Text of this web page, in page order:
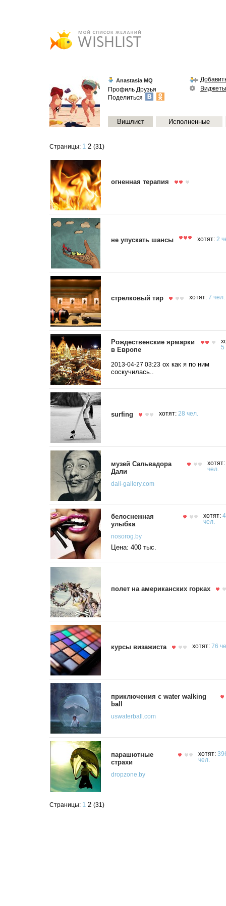
Anastasia MQ
Профиль Друзья
Поделиться
Виджеты
Вишлист Исполненные
Страницы: 1 2 (31)
огненная терапия
не упускать шансы хотят: 2
стрелковый тир хотят: 7 чел.
Рождественские ярмарки
в Европе
5
2013-04-27 03:23 ох как я по ним
соскучилась..
surfing хотят: 28 чел.
музей Сальвадора
Дали
хотят:
чел.
dali-gallery.com
белоснежная
улыбка
хотят:
чел.
nosorog.by
Цена: 400 тыс.
полет на американских горках
курсы визажиста хотят: 76
приключения с water walking
ball
uswaterball.com
парашютные
страхи
хотят:
чел.
dropzone.by
Страницы: 1 2 (31)